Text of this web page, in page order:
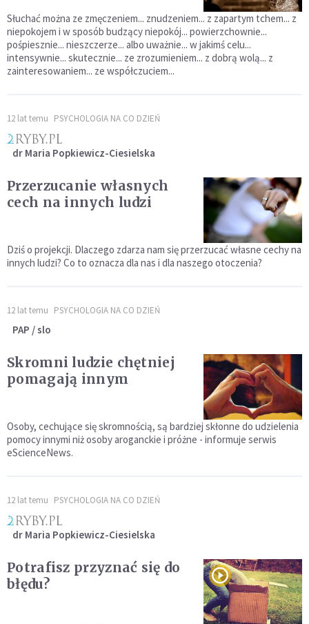
Słuchać można ze zmęczeniem... znudzeniem... z zapartym tchem... z
niepokojem i w sposób budzący niepokój... powierzchownie...
pośpiesznie... nieszczerze... albo uważnie... w jakimś celu...
intensywnie... skutecznie... ze zrozumieniem... z dobrą wolą... z
zainteresowaniem... ze współczuciem...
12 lat temu PSYCHOLOGIA NA CO DZIEŃ
dr Maria Popkiewicz-Ciesielska
Przerzucanie własnych
cech na innych ludzi
Dziś o projekcji. Dlaczego zdarza nam się przerzucać własne cechy na
innych ludzi? Co to oznacza dla nas i dla naszego otoczenia?
12 lat temu PSYCHOLOGIA NA CO DZIEŃ
PAP / slo
Skromni ludzie chętniej
pomagają innym
Osoby, cechujące się skromnością, są bardziej skłonne do udzielenia
pomocy innymi niż osoby aroganckie i próżne - informuje serwis
eScienceNews.
12 lat temu PSYCHOLOGIA NA CO DZIEŃ
dr Maria Popkiewicz-Ciesielska
Potrafisz przyznać się do
błędu?